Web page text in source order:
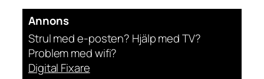
Annons
Strul med e-posten? Hjälp med TV?
Problem med wifi?
Digital Fixare